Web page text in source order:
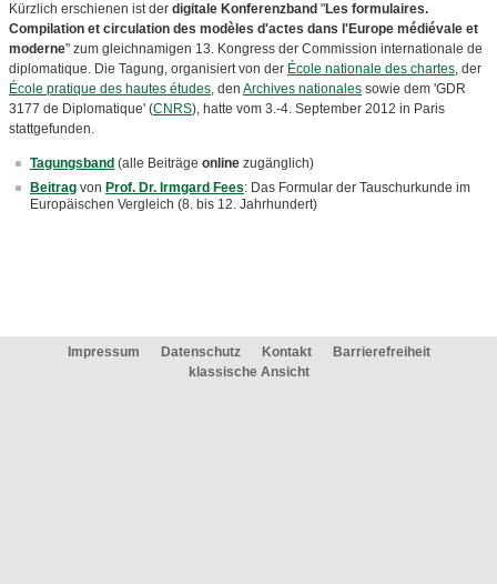
Kürzlich erschienen ist der digitale Konferenzband "Les formulaires.
Compilation et circulation des modèles d'actes dans l'Europe médiévale et
moderne" zum gleichnamigen 13. Kongress der Commission internationale de
diplomatique. Die Tagung, organisiert von der École nationale des chartes, der
École pratique des hautes études, den Archives nationales sowie dem 'GDR
3177 de Diplomatique' (CNRS), hatte vom 3.-4. September 2012 in Paris
stattgefunden.
Tagungsband (alle Beiträge online zugänglich)
Beitrag von Prof. Dr. Irmgard Fees: Das Formular der Tauschurkunde im
Europäischen Vergleich (8. bis 12. Jahrhundert)
Impressum Datenschutz Kontakt
Barrierefreiheit
klassische Ansicht